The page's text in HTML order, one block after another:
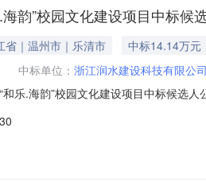
韵”校园文化建设项目中标候
省｜温州市｜乐清市
中标14.14万元
中标单位： 浙江润水建设科技有限公
和乐.海韵”校园文化建设项目中标候选
投标人和其他利害关系人对评标结果
以按规定